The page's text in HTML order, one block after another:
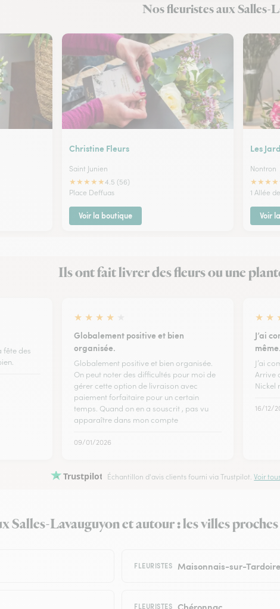
Nos fleuristes aux Salles-
Christine Fleurs
Saint Junien
★★★★★4.5 (56)
Place Deffuas
Voir la boutique
Les
Nontron
★★★★
1 Allée
Voir
Ils ont fait livrer des fleurs ou une
fête des
★ ★ ★ ★
Globalement positive et bien
organisée.
Globalement positive et bien organisée.
On peut noter des difficultés pour moi de
gérer cette option de livraison avec
paiement forfaitaire pour un certain
temps. Quand on en a souscrit , pas vu
apparaître dans mon compte
09/01/2026
★ ★
J’ai
J’ai
Arrive
Nickel
16/12/
Trustpilot Échantillon d'avis clients fourni via Trustpilot.Voir
Salles-Lavauguyon et autour : les villes
FLEURISTES Maisonnais-sur-Tardoire
FLEURISTES Chéronnac